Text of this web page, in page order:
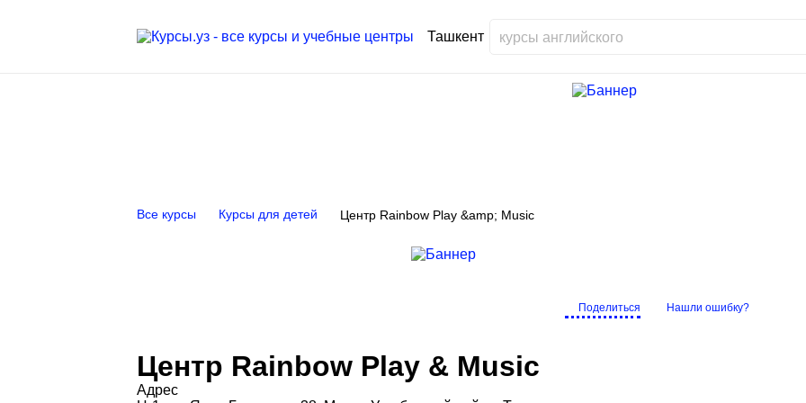
Ташкент
Все курсы Курсы для детей Центр Rainbow Play &amp; Music
Поделиться Нашли ошибку?
Центр Rainbow Play & Music
Адрес